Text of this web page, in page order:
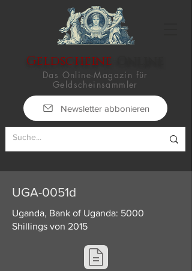
Geldscheine
Das Online-Magazin für
Geldscheinsammler
Newsletter abbonieren
UGA-0051d
Uganda, Bank of Uganda: 5000
Shillings von 2015